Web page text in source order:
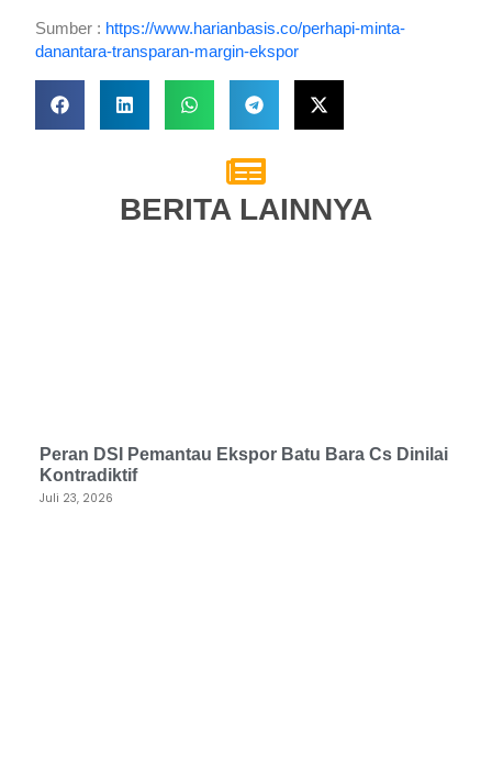
Sumber : https://www.harianbasis.co/perhapi-minta-
danantara-transparan-margin-ekspor
BERITA LAINNYA
Peran DSI Pemantau Ekspor Batu Bara Cs Dinilai
Kontradiktif
Juli 23, 2026